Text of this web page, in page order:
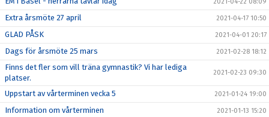
Extra årsmöte 27 april 2021-04-17 10:50
GLAD PÅSK 2021-04-01 20:17
Dags för årsmöte 25 mars 2021-02-28 18:12
Finns det fler som vill träna gymnastik? Vi har lediga
platser.
2021-02-23 09:30
Uppstart av vårterminen vecka 5 2021-01-24 19:00
Information om vårterminen 2021-01-13 15:20